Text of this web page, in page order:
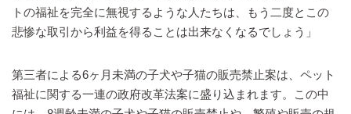
トの福祉を完全に無視するような人たちは、もう二度とこの
悲惨な取引から利益を得ることは出来なくなるでしょう」
第三者による6ヶ月未満の子犬や子猫の販売禁止案は、ペット
福祉に関する一連の政府改革法案に盛り込まれます。この中